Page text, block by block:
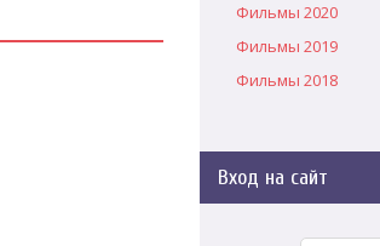
Фильмы 2020
Фильмы 2019
Фильмы 2018
Вход на сайт